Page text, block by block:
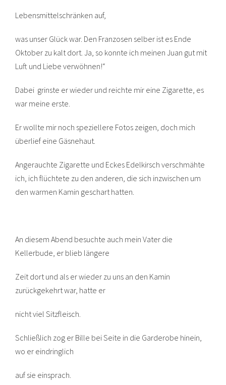
Lebensmittelschränken auf,
was unser Glück war. Den Franzosen selber ist es Ende
Oktober zu kalt dort. Ja, so konnte ich meinen Juan gut mit
Luft und Liebe verwöhnen!“
Dabei grinste er wieder und reichte mir eine Zigarette, es
war meine erste.
Er wollte mir noch speziellere Fotos zeigen, doch mich
überlief eine Gäsnehaut.
Angerauchte Zigarette und Eckes Edelkirsch verschmähte
ich, ich flüchtete zu den anderen, die sich inzwischen um
den warmen Kamin geschart hatten.
An diesem Abend besuchte auch mein Vater die
Kellerbude, er blieb längere
Zeit dort und als er wieder zu uns an den Kamin
zurückgekehrt war, hatte er
nicht viel Sitzfleisch.
Schließlich zog er Bille bei Seite in die Garderobe hinein,
wo er eindringlich
auf sie einsprach.